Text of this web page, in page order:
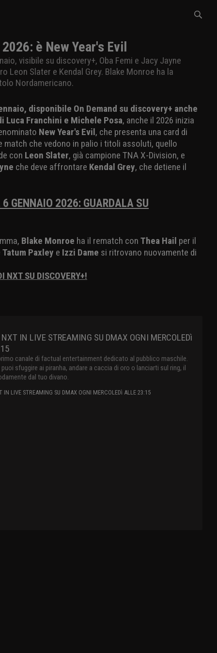
è New Year's Evil
visibile su discovery+, Oba Femi e Jacy Jayne
Slater e Kendal Grey. Blake Monroe ha la
Nordamericano.
disponibile On Demand su discovery+ anche
Luca Franchini e Michele Posa, anche il 2026 inizia
New Year's Evil, che presenta una card di
che vedono in palio i titoli assoluti, quello
con Leon Slater, già campione TNA X-Division, e
che deve affrontare Kendal Grey, che detiene il
GENNAIO 2026: GUARDALA SU
Blake Monroe ha il rematch con Thea Hail per il
Tatum Paxley e Izzi Dame si ritrovano nuovamente di
NXT SU DISCOVERY+!
NXT IN LIVE STREAMING SU DMAX OGNI MERCOLEDì
canale di factual entertainment dedicato al pubblico maschile.
puoi sfuggire ai piranha, andare a caccia di oro o lanciarti sul ring, il
dal tuo divano.
IN LIVE STREAMING SU DMAX OGNI MERCOLEDì ALLE 23:15